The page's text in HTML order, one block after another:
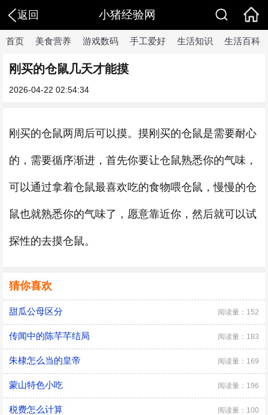
返回 小猪经验网
首页 美食营养 游戏数码 手工爱好 生活知识 生活百科
刚买的仓鼠几天才能摸
2026-04-22 02:54:34
刚买的仓鼠两周后可以摸。摸刚买的仓鼠是需要耐心
的，需要循序渐进，首先你要让仓鼠熟悉你的气味，
可以通过拿着仓鼠最喜欢吃的食物喂仓鼠，慢慢的仓
鼠也就熟悉你的气味了，愿意靠近你，然后就可以试
探性的去摸仓鼠。
猜你喜欢
甜瓜公母区分 阅读量：152
传闻中的陈芊芊结局 阅读量：183
朱棣怎么当的皇帝 阅读量：169
蒙山特色小吃 阅读量：196
税费怎么计算 阅读量：100